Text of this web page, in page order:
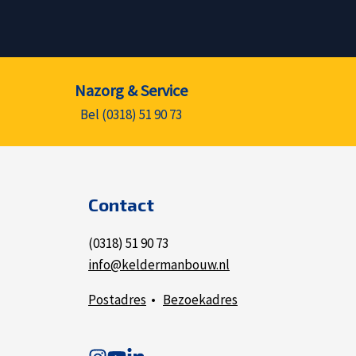
Nazorg & Service
Bel (0318) 51 90 73
Contact
(0318) 51 90 73
info@keldermanbouw.nl
Postadres • Bezoekadres